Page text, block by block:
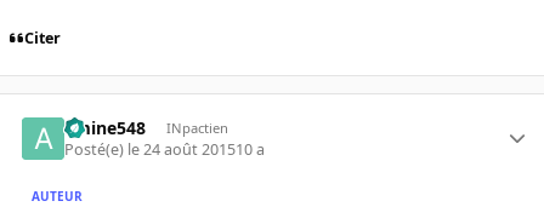
Citer
amine548 INpactien
Posté(e) le 24 août 201510 a
AUTEUR